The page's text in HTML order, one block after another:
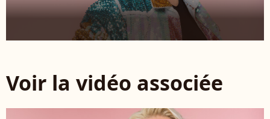
Voir la vidéo associée